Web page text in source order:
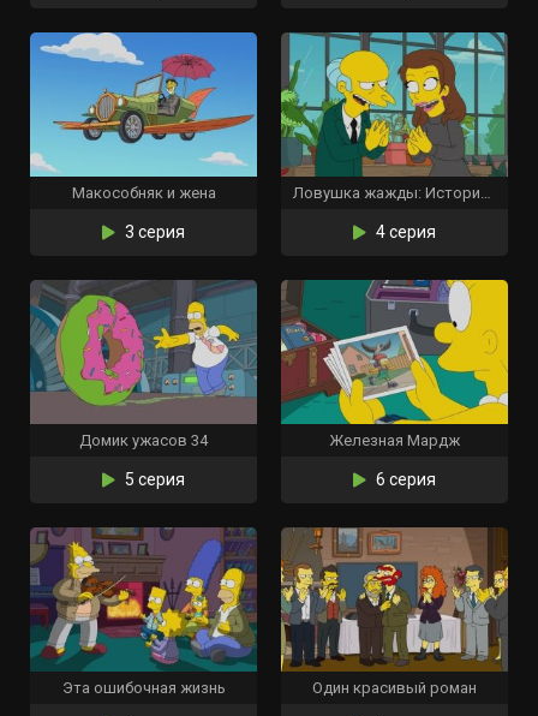
Макособняк и жена
3 серия
Ловушка жажды: История корпоративной любви
4 серия
Домик ужасов 34
5 серия
Железная Мардж
6 серия
Эта ошибочная жизнь Один красивый роман